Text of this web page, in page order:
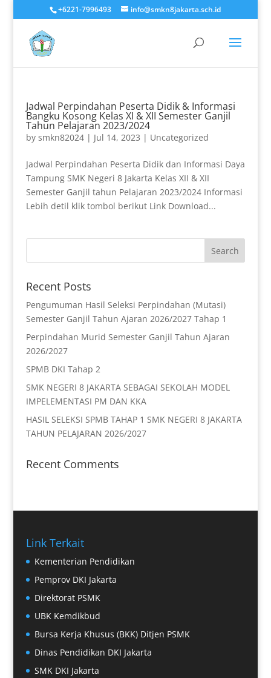
+6221-7996493 info@smkn8jakarta.sch.id
Jadwal Perpindahan Peserta Didik & Informasi
Bangku Kosong Kelas XI & XII Semester Ganjil
Tahun Pelajaran 2023/2024
by smkn82024| Jul 14, 2023 | Uncategorized
Jadwal Perpindahan Peserta Didik dan Informasi Daya
Tampung SMK Negeri 8 Jakarta Kelas XII & XII
Semester Ganjil tahun Pelajaran 2023/2024 Informasi
Lebih detil klik tombol berikut Link Download...
Recent Posts
Pengumuman Hasil Seleksi Perpindahan (Mutasi)
Semester Ganjil Tahun Ajaran 2026/2027 Tahap 1
Perpindahan Murid Semester Ganjil Tahun Ajaran
2026/2027
SPMB DKI Tahap 2
SMK NEGERI 8 JAKARTA SEBAGAI SEKOLAH MODEL
IMPELEMENTASI PM DAN KKA
HASIL SELEKSI SPMB TAHAP 1 SMK NEGERI 8 JAKARTA
TAHUN PELAJARAN 2026/2027
Recent Comments
Link Terkait
Kementerian Pendidikan
Pemprov DKI Jakarta
Direktorat PSMK
UBK Kemdikbud
Bursa Kerja Khusus (BKK) Ditjen PSMK
Dinas Pendidikan DKI Jakarta
SMK DKI Jakarta